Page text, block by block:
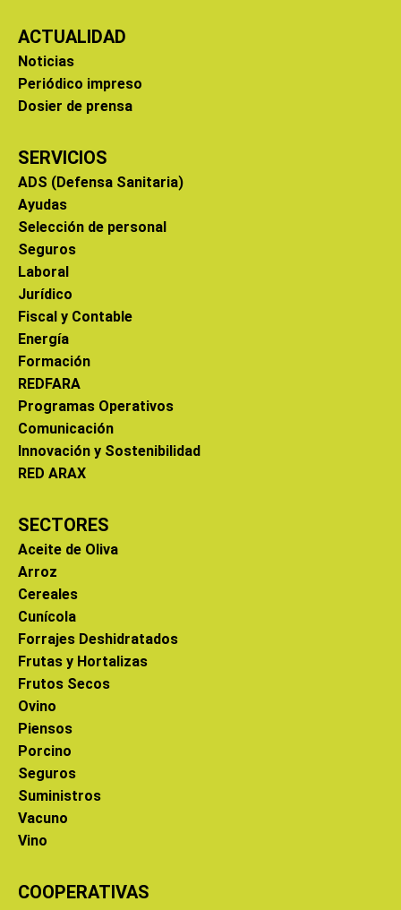
ACTUALIDAD
Noticias
Periódico impreso
Dosier de prensa
SERVICIOS
ADS (Defensa Sanitaria)
Ayudas
Selección de personal
Seguros
Laboral
Jurídico
Fiscal y Contable
Energía
Formación
REDFARA
Programas Operativos
Comunicación
Innovación y Sostenibilidad
RED ARAX
SECTORES
Aceite de Oliva
Arroz
Cereales
Cunícola
Forrajes Deshidratados
Frutas y Hortalizas
Frutos Secos
Ovino
Piensos
Porcino
Seguros
Suministros
Vacuno
Vino
COOPERATIVAS